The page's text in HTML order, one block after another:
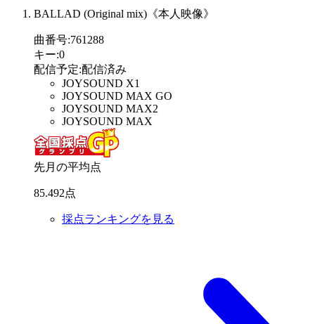
BALLAD (Original mix)《本人映像》
曲番号:761288
キー:0
配信予定:配信済み
JOYSOUND X1
JOYSOUND MAX GO
JOYSOUND MAX2
JOYSOUND MAX
先月の平均点
85.492点
採点ランキングを見る